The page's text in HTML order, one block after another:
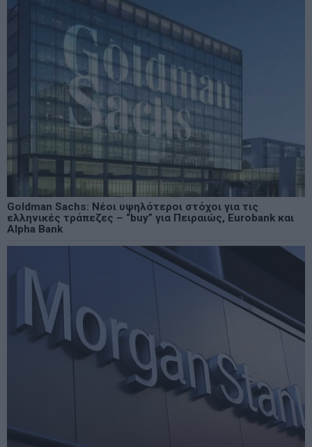
Goldman Sachs: Νέοι υψηλότεροι στόχοι για τις
ελληνικές τράπεζες – “buy” για Πειραιώς, Eurobank και
Alpha Bank